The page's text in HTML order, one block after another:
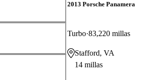
2013 Porsche Panamera
Turbo 83,220 millas
Stafford, VA
14 millas